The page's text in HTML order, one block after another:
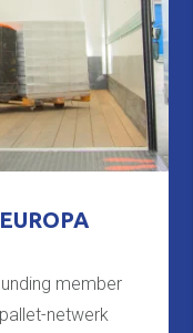
member
netwerk